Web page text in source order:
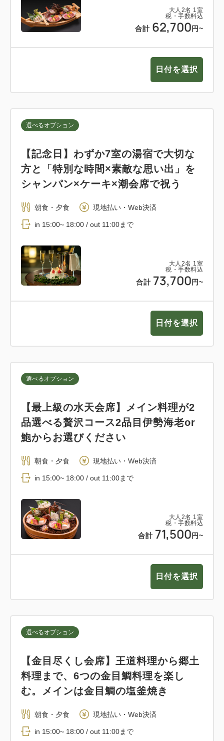
大人 2名 1 室
税・手数料込
合計 62,700 円~
日付を選択
大人 2名 1 室
税・手数料込
合計 73,700 円~
選べるオプション
【記念日】わずか7室の湯宿で大切な
方と「特別な時間×素敵な思い出」を
シャンパン×ケーキ×潮会席で祝う
朝食・夕食 現地払い・Web決済
in 15:00~ 18:00 / out 11:00まで
日付を選択
大人 2名 1 室
税・手数料込
合計 71,500 円~
選べるオプション
【最上級の水天会席】メイン料理が2
品選べる贅沢コース2品目伊勢海老or
鮑からお選びください
朝食・夕食 現地払い・Web決済
in 15:00~ 18:00 / out 11:00まで
日付を選択
選べるオプション
【金目尽くし会席】王道料理から郷土
料理まで、6つの金目鯛料理を楽し
む。メインは金目鯛の塩釜焼き
朝食・夕食 現地払い・Web決済
in 15:00~ 18:00 / out 11:00まで